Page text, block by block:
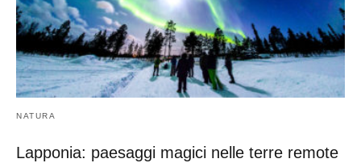
NATURA
Lapponia: paesaggi magici nelle terre remote